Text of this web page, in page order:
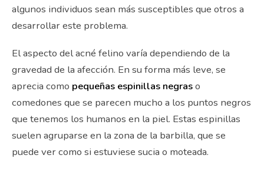
algunos individuos sean más susceptibles que otros a
desarrollar este problema.
El aspecto del acné felino varía dependiendo de la
gravedad de la afección. En su forma más leve, se
aprecia como pequeñas espinillas negraso
comedones que se parecen mucho a los puntos negros
que tenemos los humanos en la piel. Estas espinillas
suelen agruparse en la zona de la barbilla, que se
puede ver como si estuviese sucia o moteada.